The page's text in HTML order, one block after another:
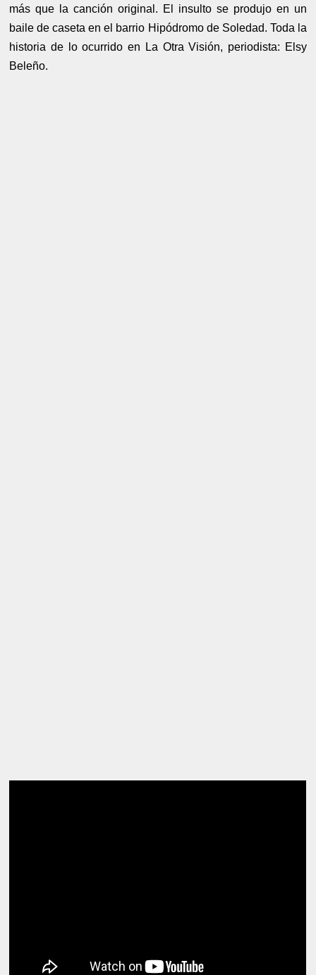
más que la canción original. El insulto se produjo en un
baile de caseta en el barrio Hipódromo de Soledad. Toda la
historia de lo ocurrido en La Otra Visión, periodista: Elsy
Beleño.